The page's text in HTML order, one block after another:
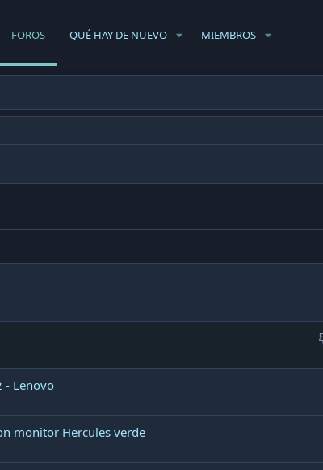
FOROS QUÉ HAY DE NUEVO MIEMBROS
- Lenovo
monitor Hercules verde